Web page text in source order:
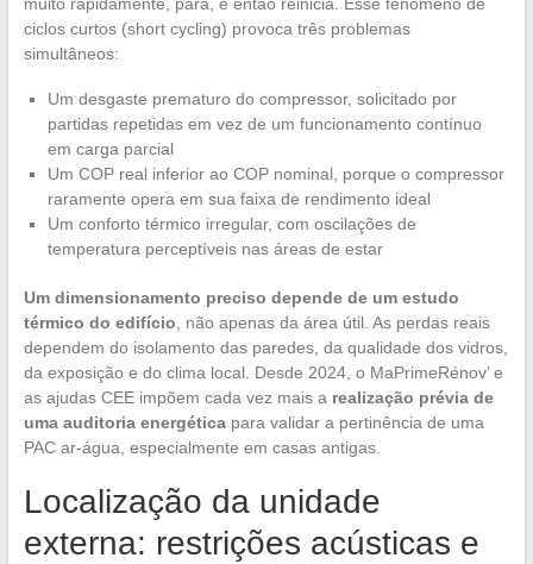
ciclos curtos (short cycling) provoca três problemas
simultâneos:
Um desgaste prematuro do compressor, solicitado por
partidas repetidas em vez de um funcionamento contínuo
em carga parcial
Um COP real inferior ao COP nominal, porque o compressor
raramente opera em sua faixa de rendimento ideal
Um conforto térmico irregular, com oscilações de
temperatura perceptíveis nas áreas de estar
Um dimensionamento preciso depende de um estudo
térmico do edifício , não apenas da área útil. As perdas reais
dependem do isolamento das paredes, da qualidade dos vidros,
da exposição e do clima local. Desde 2024, o MaPrimeRénov’ e
as ajudas CEE impõem cada vez mais a realização prévia de
uma auditoria energéticapara validar a pertinência de uma
PAC ar-água, especialmente em casas antigas.
Localização da unidade
externa: restrições acústicas e